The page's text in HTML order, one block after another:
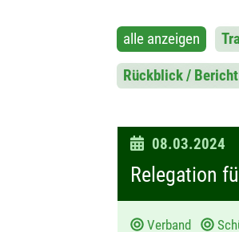
alle anzeigen
Rückblick / Bericht
D
a
t
08.03.2024
Relegation
Verband